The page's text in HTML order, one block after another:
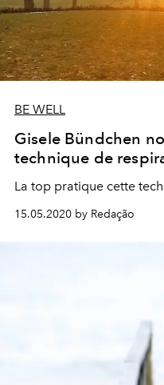
BE WELL
Gisele Bündchen
technique de
La top pratique cette
15.05.2020 by Redação